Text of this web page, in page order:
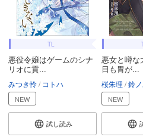
TL
悪役令嬢はゲームのシナ
リオに貢...
みつき怜 コトハ
NEW
試し読み
悪女と噂な
日も胃が...
桜朱理 鈴
NEW